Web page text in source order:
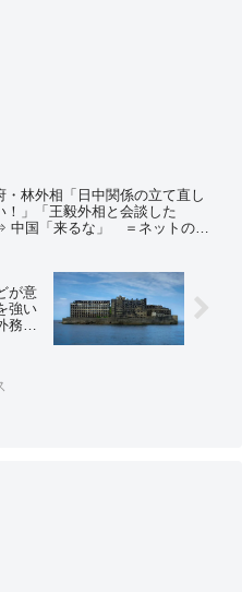
・林外相「日中関係の立て直し
！」「王毅外相と会談した
中国「来るな」 ＝ネットの反
てよ」「文在寅と北朝鮮みたい
な」
が意
強い
務